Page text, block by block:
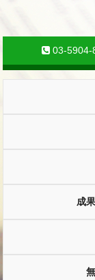
03-5904-
成